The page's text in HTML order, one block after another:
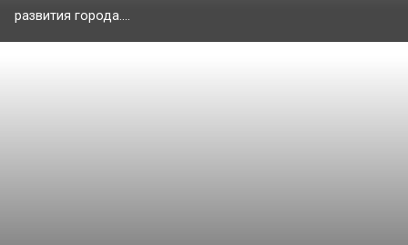
развития города....